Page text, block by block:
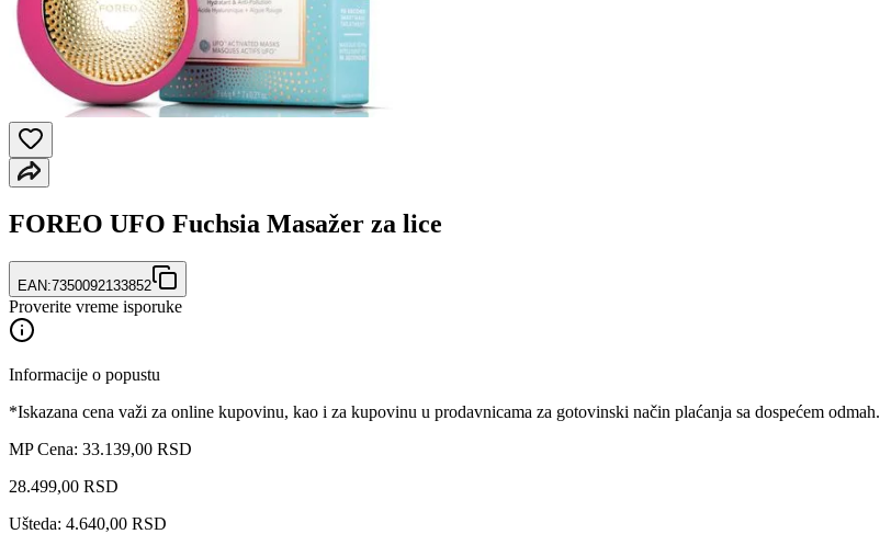
FOREO UFO Fuchsia Masažer za lice
EAN:7350092133852
Proverite vreme isporuke
Informacije o popustu
*Iskazana cena važi za online kupovinu, kao i za kupovinu u prodavnicama za gotovinski način plaćanja sa dospećem odmah.
MP Cena: 33.139,00 RSD
28.499,00 RSD
Ušteda: 4.640,00 RSD